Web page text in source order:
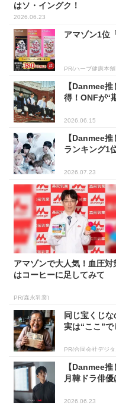
はソ・イングク！
2026.06.23
アマゾン1位
PR(ハーブ健康本
【Danmee
得！ONFが“
2026.06.15
【Danmee
ランキング1
2026.07.23
アマゾンで大人気！血圧対
はコーヒーに足してみて
PR(森永乳業)
同じ宝くじ
実は“ここ”で
PR(合同会社デジ
【Danmee
月韓ドラ俳優
2026.06.23